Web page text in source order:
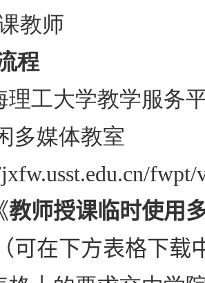
教师
程
理工大学教学服务
多媒体教室
fwpt/
教师授课临时使用
可在下方表格下载